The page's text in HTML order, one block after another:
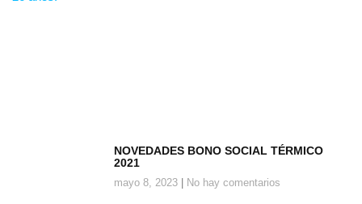
NOVEDADES BONO SOCIAL TÉRMICO
2021
mayo 8, 2023 No hay comentarios